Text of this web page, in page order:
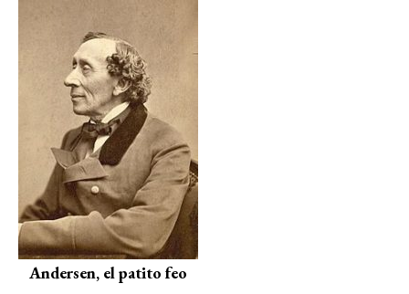
Andersen, el patito feo